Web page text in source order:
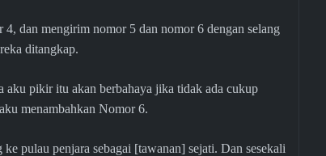
dan mengirim nomor 5 dan nomor 6 dengan selang
ditangkap.
aku pikir itu akan berbahaya jika tidak ada cukup
menambahkan Nomor 6.
pulau penjara sebagai [tawanan] sejati. Dan sesekali